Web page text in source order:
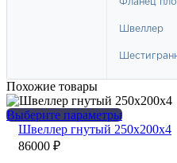
Похожие товары
Выберите параметрыЭтот
товар
Швеллер гнутый 250х200х4
86000 ₽